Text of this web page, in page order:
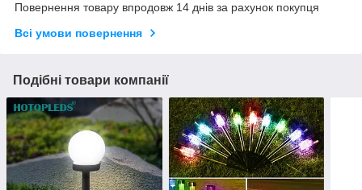
Повернення товару впродовж 14 днів за рахунок покупця
Всі умови повернення
Подібні товари компанії